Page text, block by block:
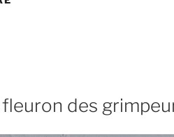
des